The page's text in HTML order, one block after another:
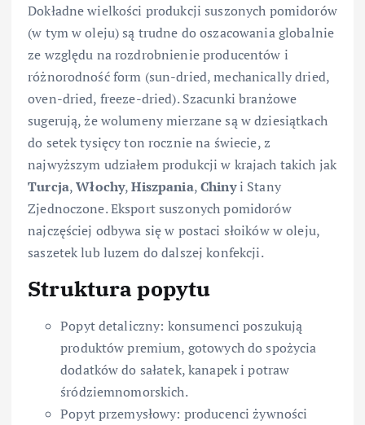
Dokładne wielkości produkcji suszonych pomidorów
(w tym w oleju) są trudne do oszacowania globalnie
ze względu na rozdrobnienie producentów i
różnorodność form (sun-dried, mechanically dried,
oven-dried, freeze-dried). Szacunki branżowe
sugerują, że wolumeny mierzane są w dziesiątkach
do setek tysięcy ton rocznie na świecie, z
najwyższym udziałem produkcji w krajach takich jak
Turcja,Włochy,Hiszpania,Chinyi Stany
Zjednoczone. Eksport suszonych pomidorów
najczęściej odbywa się w postaci słoików w oleju,
saszetek lub luzem do dalszej konfekcji.
Struktura popytu
Popyt detaliczny: konsumenci poszukują
produktów premium, gotowych do spożycia
dodatków do sałatek, kanapek i potraw
śródziemnomorskich.
Popyt przemysłowy: producenci żywności